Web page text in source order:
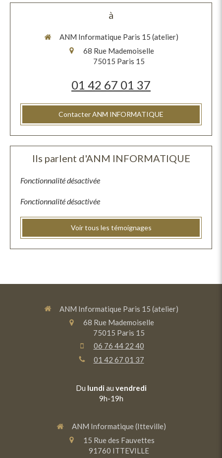
à
ANM Informatique Paris 15 (atelier)
68 Rue Mademoiselle
75015 Paris 15
01 42 67 01 37
Contacter ANM INFORMATIQUE
Ils parlent d'ANM INFORMATIQUE
Fonctionnalité désactivée
Fonctionnalité désactivée
Voir tous les témoignages
ANM Informatique Paris 15 (atelier)
68 Rue Mademoiselle
75015 Paris 15
06 76 44 22 40
01 42 67 01 37
Du lundi au vendredi
9h-19h
ANM Informatique (Itteville)
15 Rue des Fauvettes
91760 ITTEVILLE